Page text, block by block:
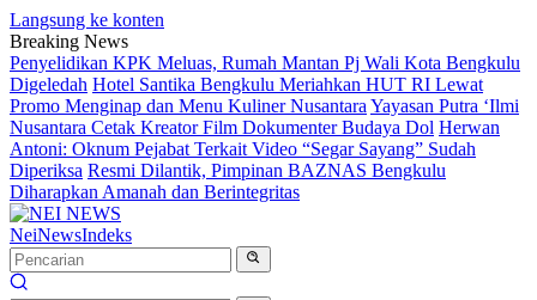
Langsung ke konten
Breaking News
Penyelidikan KPK Meluas, Rumah Mantan Pj Wali Kota Bengkulu
Digeledah Hotel Santika Bengkulu Meriahkan HUT RI Lewat
Promo Menginap dan Menu Kuliner Nusantara Yayasan Putra ‘Ilmi
Nusantara Cetak Kreator Film Dokumenter Budaya Dol Herwan
Antoni: Oknum Pejabat Terkait Video “Segar Sayang” Sudah
Diperiksa Resmi Dilantik, Pimpinan BAZNAS Bengkulu
Diharapkan Amanah dan Berintegritas
NeiNewsIndeks